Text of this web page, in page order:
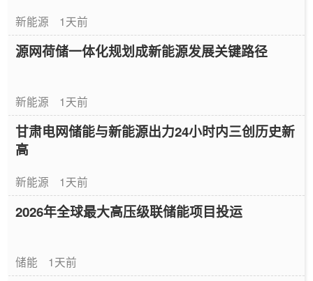
新能源 1天前
源网荷储一体化规划成新能源发展关键路径
新能源 1天前
甘肃电网储能与新能源出力24小时内三创历史新
高
新能源 1天前
2026年全球最大高压级联储能项目投运
储能 1天前